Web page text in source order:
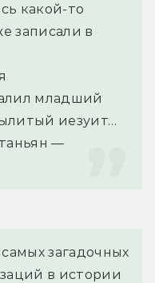
какой-то
записали в
младший
иезуит…
—
загадочных
в истории